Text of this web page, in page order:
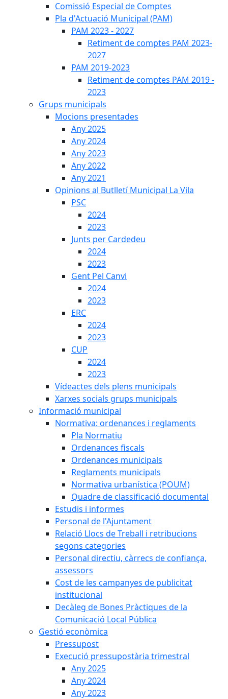
Comissió Especial de Comptes
Pla d'Actuació Municipal (PAM)
PAM 2023 - 2027
Retiment de comptes PAM 2023-
2027
PAM 2019-2023
Retiment de comptes PAM 2019 -
2023
Grups municipals
Mocions presentades
Any 2025
Any 2024
Any 2023
Any 2022
Any 2021
Opinions al Butlletí Municipal La Vila
PSC
2024
2023
Junts per Cardedeu
2024
2023
Gent Pel Canvi
2024
2023
ERC
2024
2023
CUP
2024
2023
Vídeactes dels plens municipals
Xarxes socials grups municipals
Informació municipal
Normativa: ordenances i reglaments
Pla Normatiu
Ordenances fiscals
Ordenances municipals
Reglaments municipals
Normativa urbanística (POUM)
Quadre de classificació documental
Estudis i informes
Personal de l'Ajuntament
Relació Llocs de Treball i retribucions
segons categories
Personal directiu, càrrecs de confiança,
assessors
Cost de les campanyes de publicitat
institucional
Decàleg de Bones Pràctiques de la
Comunicació Local Pública
Gestió econòmica
Pressupost
Execució pressupostària trimestral
Any 2025
Any 2024
Any 2023